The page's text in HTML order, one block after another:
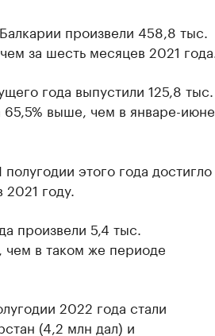
произвели 458,8 тыс.
за шесть месяцев 2021 года.
года выпустили 125,8 тыс.
65,5% выше, чем в январе-июне
этого года достигло
году.
произвели 5,4 тыс.
чем в таком же периоде
2022 года стали
(4,2 млн дал) и